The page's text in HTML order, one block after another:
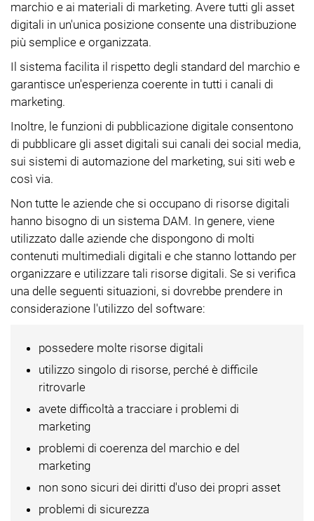
marchio e ai materiali di marketing. Avere tutti gli asset
digitali in un'unica posizione consente una distribuzione
più semplice e organizzata.
Il sistema facilita il rispetto degli standard del marchio e
garantisce un'esperienza coerente in tutti i canali di
marketing.
Inoltre, le funzioni di pubblicazione digitale consentono
di pubblicare gli asset digitali sui canali dei social media,
sui sistemi di automazione del marketing, sui siti web e
così via.
Non tutte le aziende che si occupano di risorse digitali
hanno bisogno di un sistema DAM. In genere, viene
utilizzato dalle aziende che dispongono di molti
contenuti multimediali digitali e che stanno lottando per
organizzare e utilizzare tali risorse digitali. Se si verifica
una delle seguenti situazioni, si dovrebbe prendere in
considerazione l'utilizzo del software:
possedere molte risorse digitali
utilizzo singolo di risorse, perché è difficile
ritrovarle
avete difficoltà a tracciare i problemi di
marketing
problemi di coerenza del marchio e del
marketing
non sono sicuri dei diritti d'uso dei propri asset
problemi di sicurezza